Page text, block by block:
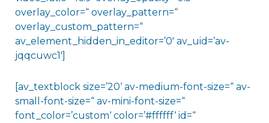
overlay_color=“ overlay_pattern=“
overlay_custom_pattern=“
av_element_hidden_in_editor=’0′ av_uid=’av-
jqqcuwc1′]
[av_textblock size=’20‘ av-medium-font-size=“ av-
small-font-size=“ av-mini-font-size=“
font_color=’custom‘ color=’#ffffff‘ id=“